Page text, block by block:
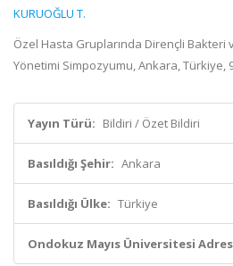
KURUOĞLU T.
Özel Hasta Gruplarında Dirençli Bakteri
Yönetimi Simpozyumu, Ankara, Türkiye,
Yayın Türü: Bildiri / Özet Bildiri
Basıldığı Şehir: Ankara
Basıldığı Ülke: Türkiye
Ondokuz Mayıs Üniversitesi